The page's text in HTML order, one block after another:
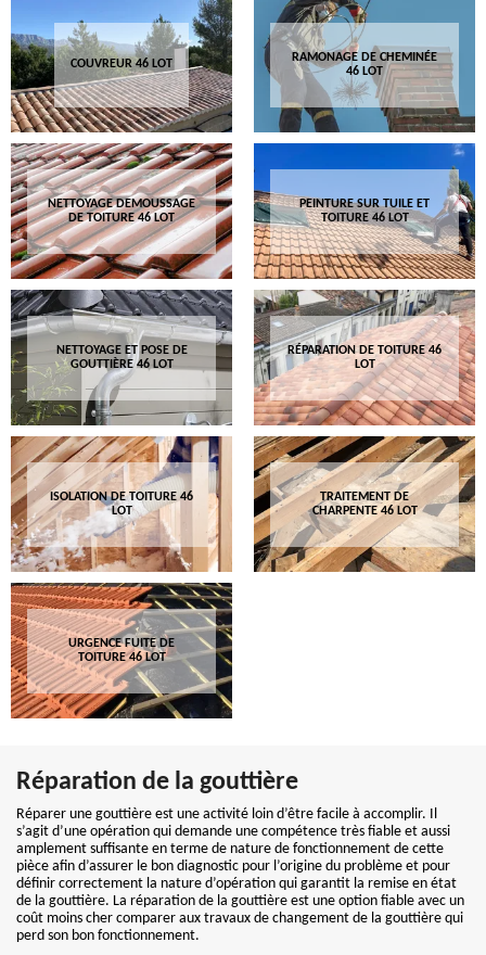
COUVREUR 46 LOT
RAMONAGE DE CHEMINÉE
46 LOT
NETTOYAGE DEMOUSSAGE
DE TOITURE 46 LOT
PEINTURE SUR TUILE ET
TOITURE 46 LOT
NETTOYAGE ET POSE DE
GOUTTIÈRE 46 LOT
RÉPARATION DE TOITURE 46
LOT
ISOLATION DE TOITURE 46
LOT
TRAITEMENT DE
CHARPENTE 46 LOT
URGENCE FUITE DE
TOITURE 46 LOT
Réparation de la gouttière
Réparer une gouttière est une activité loin d’être facile à accomplir. Il
s’agit d’une opération qui demande une compétence très fiable et aussi
amplement suffisante en terme de nature de fonctionnement de cette
pièce afin d’assurer le bon diagnostic pour l’origine du problème et pour
définir correctement la nature d’opération qui garantit la remise en état
de la gouttière. La réparation de la gouttière est une option fiable avec un
coût moins cher comparer aux travaux de changement de la gouttière qui
perd son bon fonctionnement.